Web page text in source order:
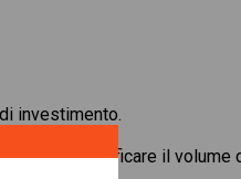
investimento.
per amplificare il volume